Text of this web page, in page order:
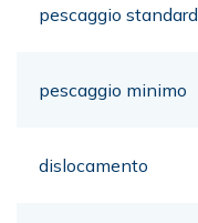
pescaggio standard
pescaggio minimo
dislocamento